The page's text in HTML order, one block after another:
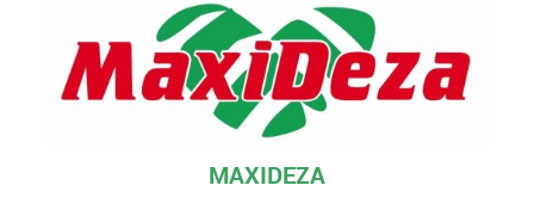
MAXIDEZA